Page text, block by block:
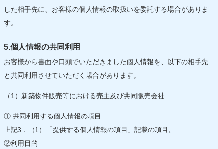
した相手先に、お客様の個人情報の取扱いを委託する場合がありま
す。
5.個人情報の共同利用
お客様から書面や口頭でいただきました個人情報を、以下の相手先
と共同利用させていただく場合があります。
（1）新築物件販売等における売主及び共同販売会社
① 共同利用する個人情報の項目
上記3．（1）「提供する個人情報の項目」記載の項目。
②利用目的